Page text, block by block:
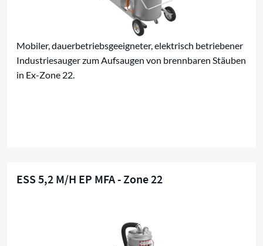
Mobiler, dauerbetriebsgeeigneter, elektrisch betriebener
Industriesauger zum Aufsaugen von brennbaren Stäuben
in Ex-Zone 22.
ESS 5,2 M/H EP MFA - Zone 22